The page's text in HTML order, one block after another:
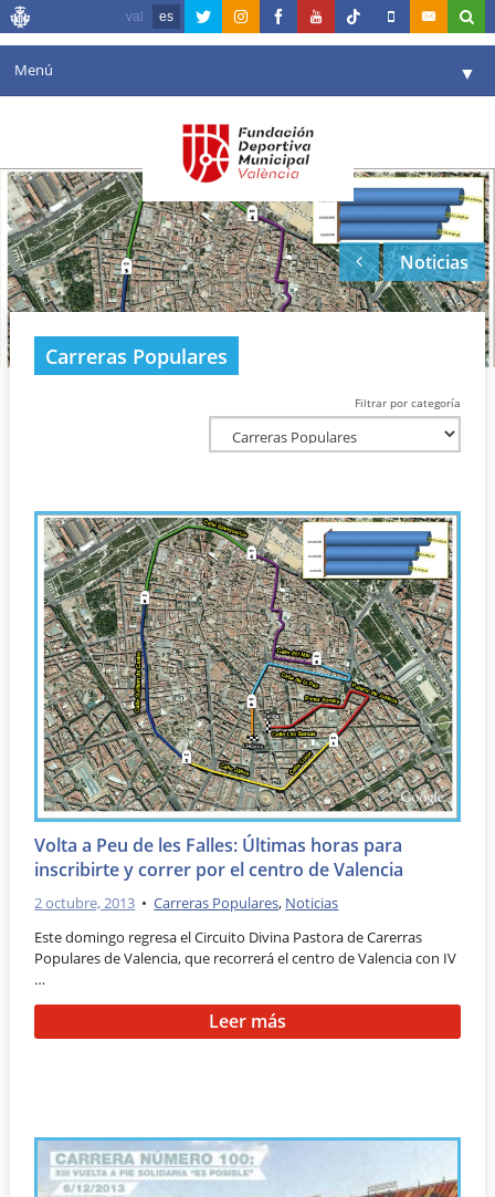
val es
Menú ▼
Agenda
Instalaciones ▼
Comunicación ▼
Valencia en deporte
Portal de Transparencia
Noticias
Carreras Populares
Filtrar por categoría
Volta a Peu de les Falles: Últimas horas para
inscribirte y correr por el centro de Valencia
2 octubre, 2013 •Carreras Populares, Noticias
Este domingo regresa el Circuito Divina Pastora de Carerras
Populares de Valencia, que recorrerá el centro de Valencia con IV
…
Leer más